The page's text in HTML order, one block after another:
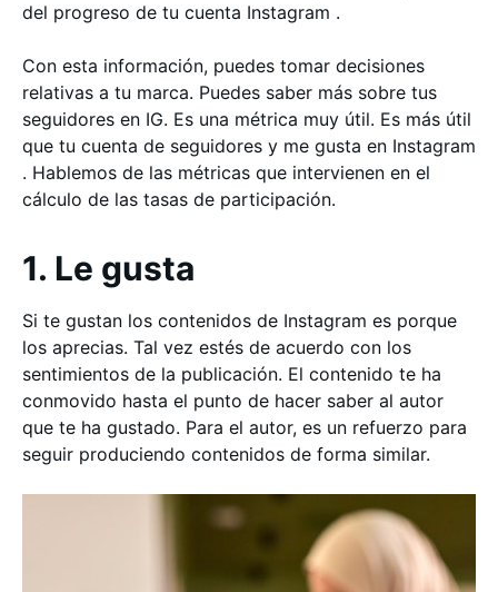
del progreso de tu cuenta Instagram .
Con esta información, puedes tomar decisiones
relativas a tu marca. Puedes saber más sobre tus
seguidores en IG. Es una métrica muy útil. Es más útil
que tu cuenta de seguidores y me gusta en Instagram
. Hablemos de las métricas que intervienen en el
cálculo de las tasas de participación.
1. Le gusta
Si te gustan los contenidos de Instagram es porque
los aprecias. Tal vez estés de acuerdo con los
sentimientos de la publicación. El contenido te ha
conmovido hasta el punto de hacer saber al autor
que te ha gustado. Para el autor, es un refuerzo para
seguir produciendo contenidos de forma similar.